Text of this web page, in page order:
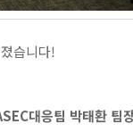
습니다!
대응팀 박태환 팀